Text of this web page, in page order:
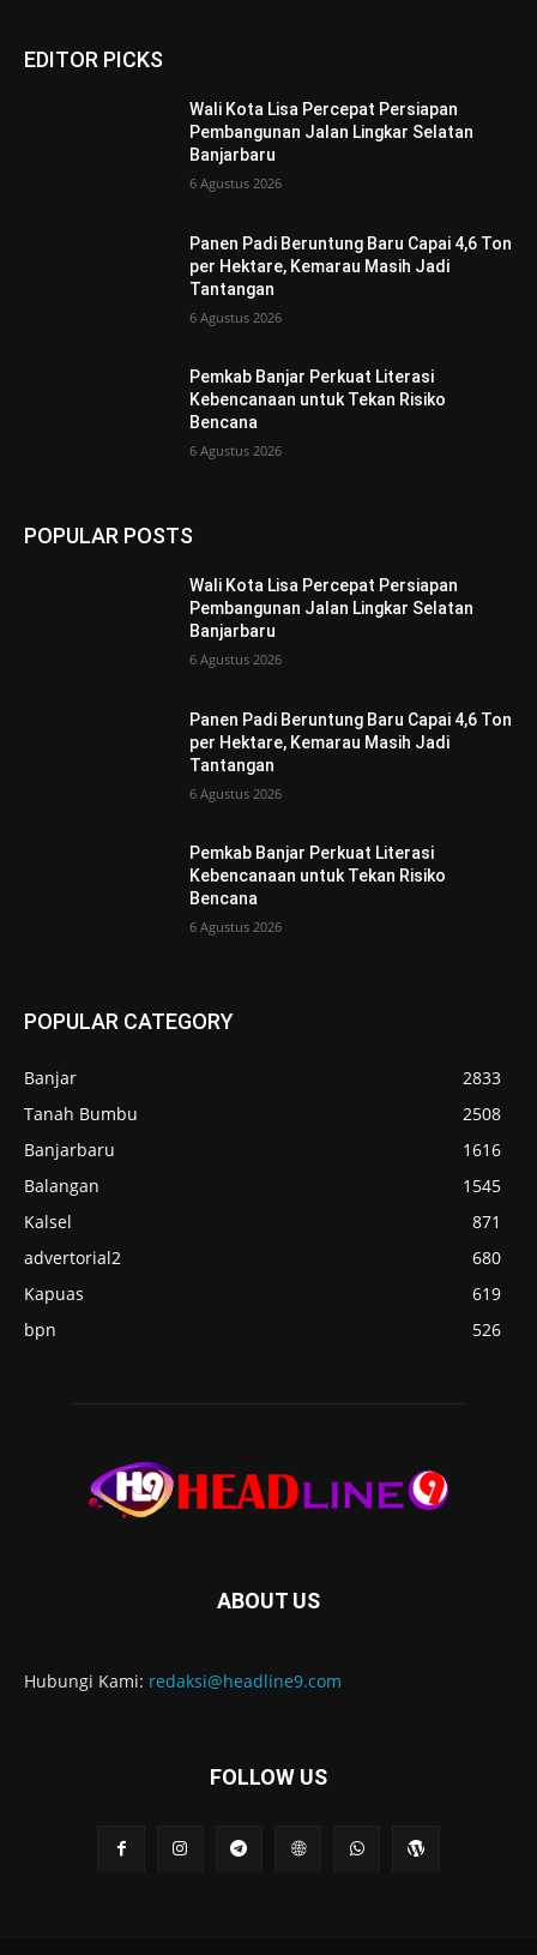
EDITOR PICKS
Wali Kota Lisa Percepat Persiapan
Pembangunan Jalan Lingkar Selatan
Banjarbaru
6 Agustus 2026
Panen Padi Beruntung Baru Capai 4,6 Ton
per Hektare, Kemarau Masih Jadi
Tantangan
6 Agustus 2026
Pemkab Banjar Perkuat Literasi
Kebencanaan untuk Tekan Risiko
Bencana
6 Agustus 2026
POPULAR POSTS
Wali Kota Lisa Percepat Persiapan
Pembangunan Jalan Lingkar Selatan
Banjarbaru
6 Agustus 2026
Panen Padi Beruntung Baru Capai 4,6 Ton
per Hektare, Kemarau Masih Jadi
Tantangan
6 Agustus 2026
Pemkab Banjar Perkuat Literasi
Kebencanaan untuk Tekan Risiko
Bencana
6 Agustus 2026
POPULAR CATEGORY
Banjar
2833
Tanah Bumbu
2508
Banjarbaru
1616
Balangan
1545
Kalsel
871
advertorial2
680
Kapuas
619
bpn
526
ABOUT US
Hubungi Kami: redaksi@headline9.com
FOLLOW US